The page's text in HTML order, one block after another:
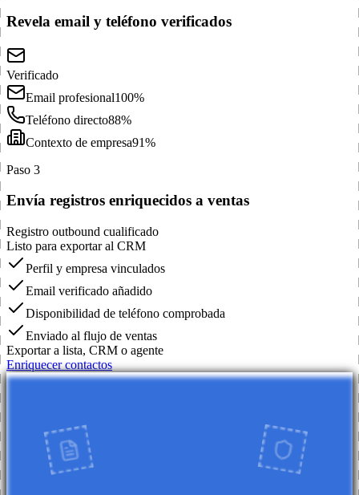
Revela email y teléfono verificados
Verificado
Email profesional100%
Teléfono directo88%
Contexto de empresa91%
Paso 3
Envía registros enriquecidos a ventas
Registro outbound cualificado
Listo para exportar al CRM
Perfil y empresa vinculados
Email verificado añadido
Disponibilidad de teléfono comprobada
Enviado al flujo de ventas
Exportar a lista, CRM o agente
Enriquecer contactos